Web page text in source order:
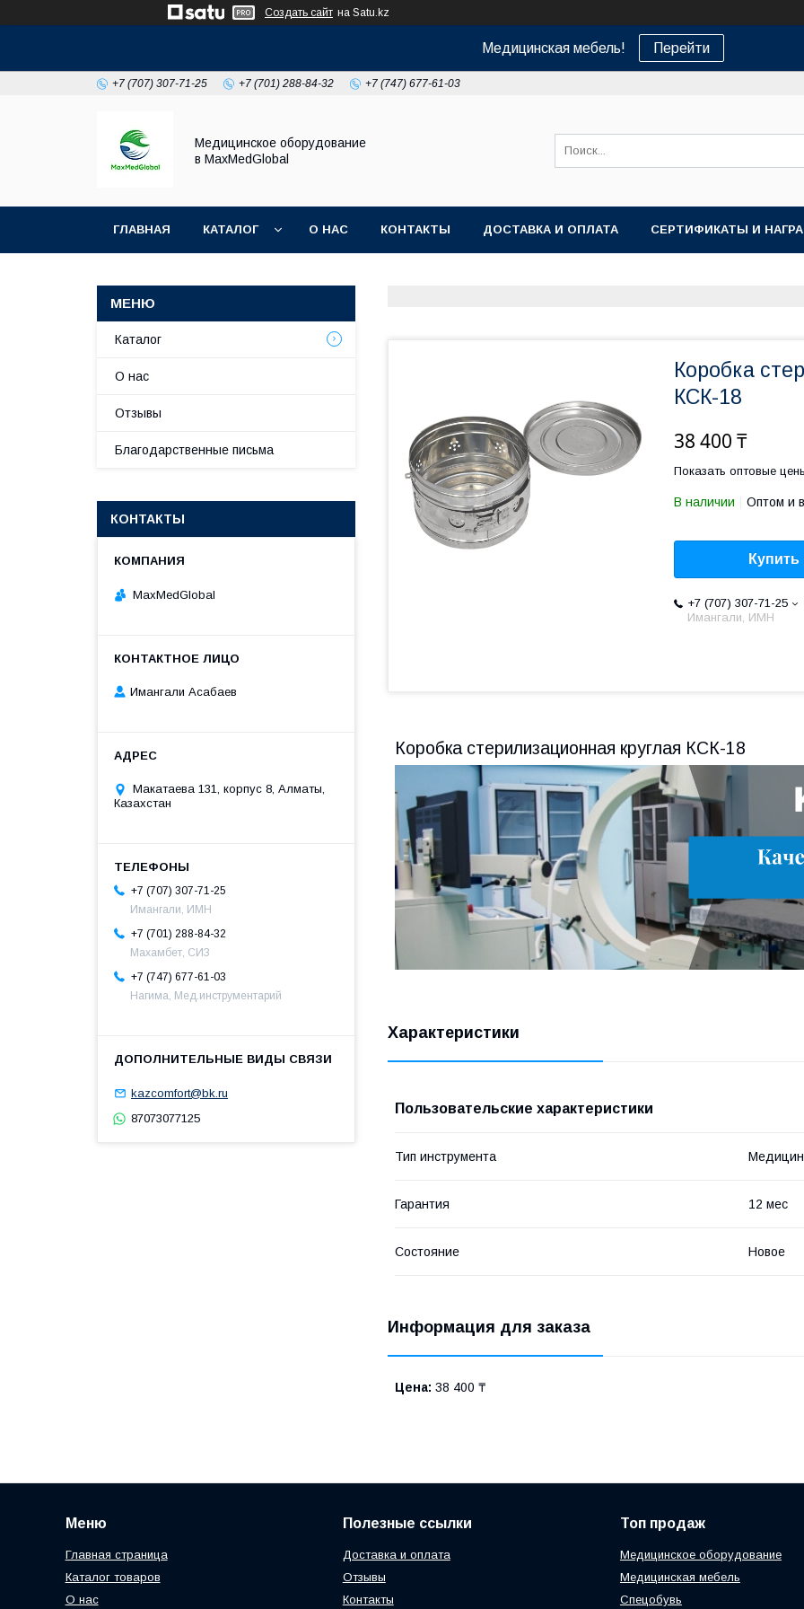
Создать сайт на Satu.kz
Медицинская мебель! Перейти
+7 (707) 307-71-25 +7 (701) 288-84-32 +7 (747) 677-61-03
Медицинское оборудование
в MaxMedGlobal
ГЛАВНАЯ КАТАЛОГ О НАС КОНТАКТЫ ДОСТАВКА И ОПЛАТА СЕРТИФИКАТЫ И
Коробка
КСК-18
38 400 ₸
Показать оптовые
В наличии Оптом и
Купить
+7 (707) 307-71-25
Имангали, ИМН
Коробка стерилизационная круглая КСК-18
Характеристики
Пользовательские характеристики
Тип инструмента
Гарантия 12 мес
Состояние Новое
Информация для заказа
Цена: 38 400 ₸
Каталог
О нас
Отзывы
Благодарственные письма
КОНТАКТЫ
MaxMedGlobal
Имангали Асабаев
Макатаева 131, корпус 8, Алматы,
Казахстан
+7 (707) 307-71-25
Имангали, ИМН
+7 (701) 288-84-32
Махамбет, СИЗ
+7 (747) 677-61-03
Нагима, Мед.инструментарий
kazcomfort@bk.ru
87073077125
Меню
Главная страница
Каталог товаров
О нас
Полезные ссылки
Доставка и оплата
Отзывы
Контакты
Топ продаж
Медицинское оборудование
Медицинская мебель
Спецобувь